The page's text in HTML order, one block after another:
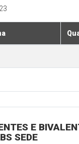
E
SEDE